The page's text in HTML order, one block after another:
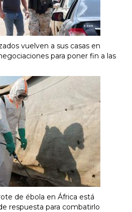
vuelven a sus casas en
para poner fin a las
de ébola en África está
respuesta para combatirlo